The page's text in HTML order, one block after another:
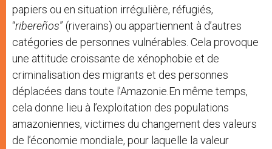
papiers ou en situation irrégulière, réfugiés,
“ribereños” (riverains) ou appartiennent à d’autres
catégories de personnes vulnérables. Cela provoque
une attitude croissante de xénophobie et de
criminalisation des migrants et des personnes
déplacées dans toute l’Amazonie.En même temps,
cela donne lieu à l’exploitation des populations
amazoniennes, victimes du changement des valeurs
de l’économie mondiale, pour laquelle la valeur